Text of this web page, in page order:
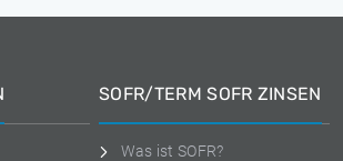
SOFR/TERM SOFR ZINSEN
Was ist SOFR?